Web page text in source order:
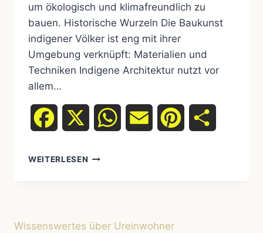
um ökologisch und klimafreundlich zu
bauen. Historische Wurzeln Die Baukunst
indigener Völker ist eng mit ihrer
Umgebung verknüpft: Materialien und
Techniken Indigene Architektur nutzt vor
allem…
Facebook WhatsAppEmail Pinterest
WEITERLESEN
Wissenswertes über Ureinwohner